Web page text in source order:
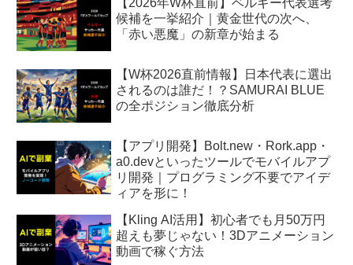
【2026年W杯直前】ベルギー代表選考
候補を一挙紹介｜黄金世代の次へ、
「赤い悪魔」の新章が始まる
【W杯2026直前情報】日本代表に選出
されるのは誰だ！？SAMURAI BLUE
の全ポジション徹底分析
【アプリ開発】Bolt.new・Rork.app・
a0.devといったツールでモバイルアプ
リ開発｜プログラミング不要でアイデ
ィアを形に！
【Kling AI活用】初心者でも月50万円
超えも夢じゃない！3Dアニメーション
動画で稼ぐ方法